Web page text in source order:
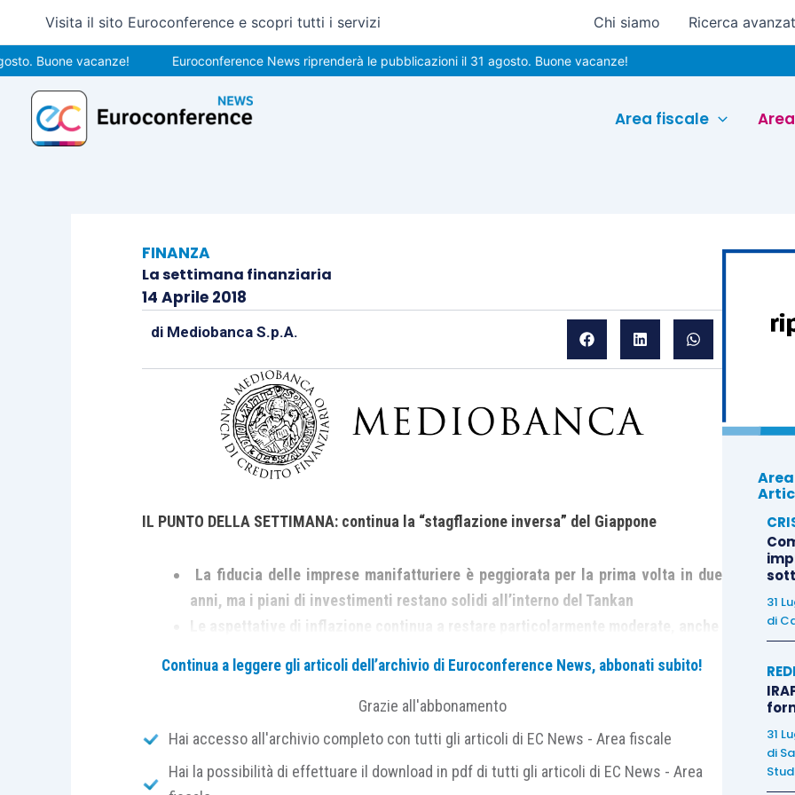
contenuto
Visita il sito Euroconference e scopri tutti i servizi Chi siamo Ricerca
vacanze! Euroconference News riprenderà le pubblicazioni il 31 agosto. Buone vacanze!
Area fiscale
FINANZA
La settimana finanziaria
14 Aprile 2018
di Mediobanca S.p.A.
IL PUNTO DELLA SETTIMANA: continua la “stagflazione inversa” del Giappone
La fiducia delle imprese manifatturiere è peggiorata per la prima volta in due
anni, ma i piani di investimenti restano solidi all’interno del Tankan
Le aspettative di inflazione continua a restare particolarmente moderate, anche
riduzione dei servizi
Restano positive solidi i piani di investimento per il resto del 2018 delle diverse
Il Giappone continua a permanere in una fase di “stagflazione inversa”, ovvero in una fase
Continua a leggere gli articoli dell’archivio di Euroconference News, abbonati subito!
Grazie all'abbonamento
Hai accesso all'archivio completo con tutti gli articoli di EC News - Area fiscale
Hai la possibilità di effettuare il download in pdf di tutti gli articoli di EC News - Area
31
di
31
di